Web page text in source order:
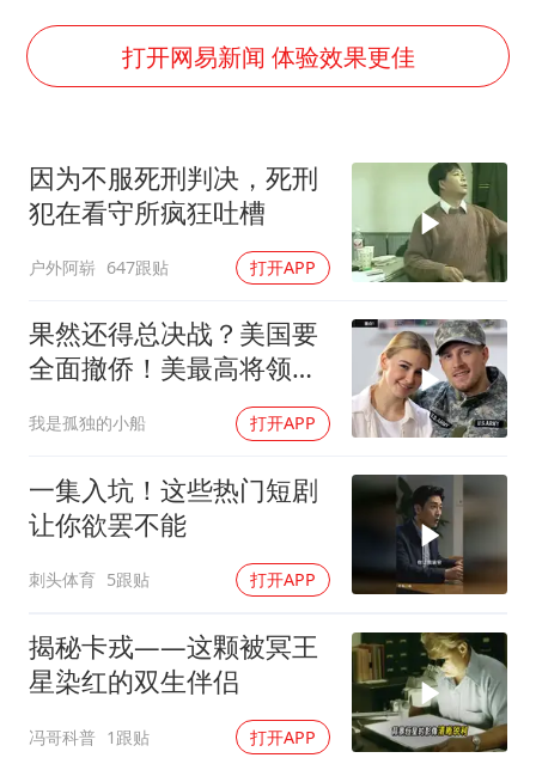
朱雨玲晋级WTT横滨冠军赛女单八强
“中国蔬菜之乡”最高温达41.8℃
打开网易新闻 体验效果更佳
因为不服死刑判决，死刑
犯在看守所疯狂吐槽
户外阿崭 647跟贴 打开APP
果然还得总决战？美国要
全面撤侨！美最高将领：
我是孤独的小船 打开APP
一集入坑！这些热门短剧
让你欲罢不能
刺头体育 5跟贴 打开APP
揭秘卡戎——这颗被冥王
星染红的双生伴侣
冯哥科普 1跟贴 打开APP